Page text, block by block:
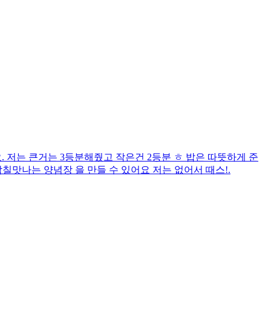
는 큰거는 3등분해줬고 작은건 2등분 ㅎ 밥은 따뜻하게 준
맛나는 양념장 을 만들 수 있어요 저는 없어서 때스!.